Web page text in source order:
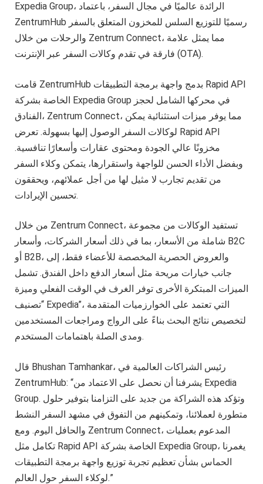
Expedia Group، الرائدة عالميًا في مجال السفر، باعتماد
ZentrumHub رسميًا للتوزيع السلس للمخزون المتعلق بالسفر
والرحلات من خلال Zentrum Connect، مما يمثل علامة
فارقة في تقدم وكالات السفر عبر الإنترنت (OTA).
قامت ZentrumHub بدمج واجهة برمجة التطبيقات Rapid API
الخاصة بشركة Expedia Group في محركها الشامل لحجز
الفنادق، Zentrum Connect، مما يوفر ميزات استثنائية يمكن
لوكالات السفر الوصول إليها بسهولة. تعرض Rapid API
مخزونًا عالي الجودة ومحتوى عقارات وأسعارًا تنافسية.
وبفضل الأداء الحسن للواجهة واستقرارها، يتمكن وكلاء السفر
من تقديم تجارب لا مثيل لها من أجل عملائهم، ويحققون
تحسين الإيرادات.
من خلال Zentrum Connect، تستفيد الوكالات من مجموعة
شاملة من الأسعار، بما في ذلك أسعار الشركات، وأسعار B2C
أو B2B، والعروض الحصرية المخصصة للأعضاء فقط، إلى
جانب خيارات مريحة مثل أسعار الدفع داخل الفندق. تشمل
الميزات المبتكرة الأخرى توفر الغرف في الوقت الفعلي وميزة
“تصنيف Expedia”، التي تعتمد على الخوارزميات المتقدمة
لتخصيص نتائج البحث بناءً على الرواج ومراجعات المستخدمين
ومدى الصلة باهتمامات المستخدم.
قال Bhushan Tamhankar، رئيس الشراكات العالمية في
ZentrumHub: “يشرفنا أن نحصل على الاعتماد من Expedia
Group. وتؤكد هذه الشراكة من جديد على التزامنا بتوفير حلول
متطورة لعملائنا، وتمكينهم من التفوق في مشهد السفر النشط
والحافل اليوم. ومع Zentrum Connect، المدعوم بعمليات
تكامل مثل Rapid API الخاصة بشركة Expedia Group، يغمرنا
الحماس بشأن تعظيم تجربة توزيع واجهة برمجة التطبيقات
لوكلاء السفر حول العالم.”